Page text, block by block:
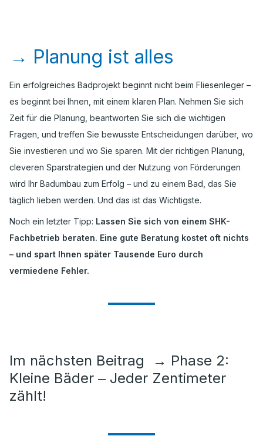
→ Planung ist alles
Ein erfolgreiches Badprojekt beginnt nicht beim Fliesenleger –
es beginnt bei Ihnen, mit einem klaren Plan. Nehmen Sie sich
Zeit für die Planung, beantworten Sie sich die wichtigen
Fragen, und treffen Sie bewusste Entscheidungen darüber, wo
Sie investieren und wo Sie sparen. Mit der richtigen Planung,
cleveren Sparstrategien und der Nutzung von Förderungen
wird Ihr Badumbau zum Erfolg – und zu einem Bad, das Sie
täglich lieben werden. Und das ist das Wichtigste.
Noch ein letzter Tipp: Lassen Sie sich von einem SHK-
Fachbetrieb beraten. Eine gute Beratung kostet oft nichts
– und spart Ihnen später Tausende Euro durch
vermiedene Fehler.
Im nächsten Beitrag → Phase 2:
Kleine Bäder ‒ Jeder Zentimeter
zählt!